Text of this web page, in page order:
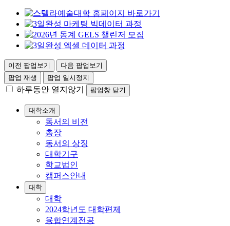
이전 팝업보기
다음 팝업보기
팝업 재생
팝업 일시정지
하루동안 열지않기 팝업창 닫기
대학소개
동서의 비전
총장
동서의 상징
대학기구
학교법인
캠퍼스안내
대학
대학
2024학년도 대학편제
융합연계전공